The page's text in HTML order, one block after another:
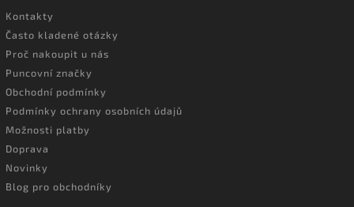
Kontakty
Často kladené otázky
Proč nakoupit u nás
Puncovní značky
Obchodní podmínky
Podmínky ochrany osobních údajů
Možnosti platby
Doprava
Novinky
Blog pro obchodníky